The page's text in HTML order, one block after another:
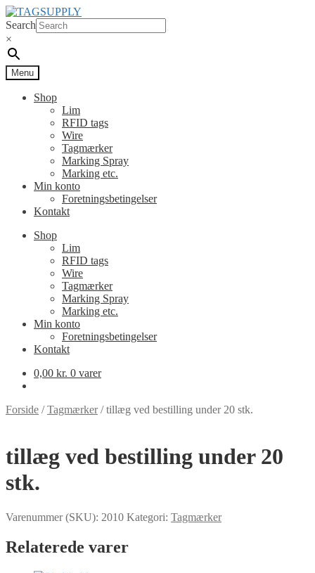
Spring
til
navigation
Spring
til
indhold
Search
×
Menu
Shop
Lim
RFID tags
Wire
Tagmærker
Marking Spray
Marking etc.
Min konto
Foretningsbetingelser
Kontakt
Shop
Lim
RFID tags
Wire
Tagmærker
Marking Spray
Marking etc.
Min konto
Foretningsbetingelser
Kontakt
0,00 kr. 0 varer
Forside /Tagmærker/tillæg ved bestilling under 20 stk.
tillæg ved bestilling under 20
stk.
Varenummer (SKU): 2010 Kategori: Tagmærker
Relaterede varer